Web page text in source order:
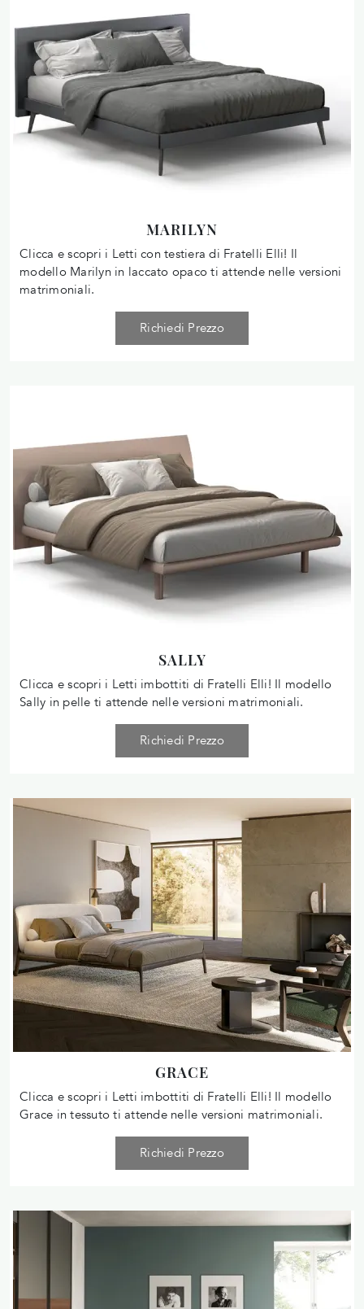
MARILYN
Clicca e scopri i Letti con testiera di Fratelli Elli! Il
modello Marilyn in laccato opaco ti attende nelle versioni
matrimoniali.
Richiedi Prezzo
SALLY
Clicca e scopri i Letti imbottiti di Fratelli Elli! Il modello
Sally in pelle ti attende nelle versioni matrimoniali.
Richiedi Prezzo
GRACE
Clicca e scopri i Letti imbottiti di Fratelli Elli! Il modello
Grace in tessuto ti attende nelle versioni matrimoniali.
Richiedi Prezzo